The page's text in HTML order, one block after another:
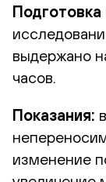
Подготовка
выдержано
часов.
Показания:
изменение